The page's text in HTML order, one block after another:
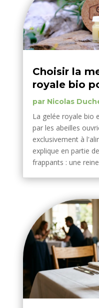
Choisir la
royale bio
par Nicolas
La gelée royale bio
par les abeilles
exclusivement à
explique en partie
frappants : une